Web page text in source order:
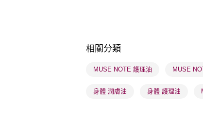
相關分類
MUSE NOTE 護理油 MUSE
身體 潤膚油 身體 護理油